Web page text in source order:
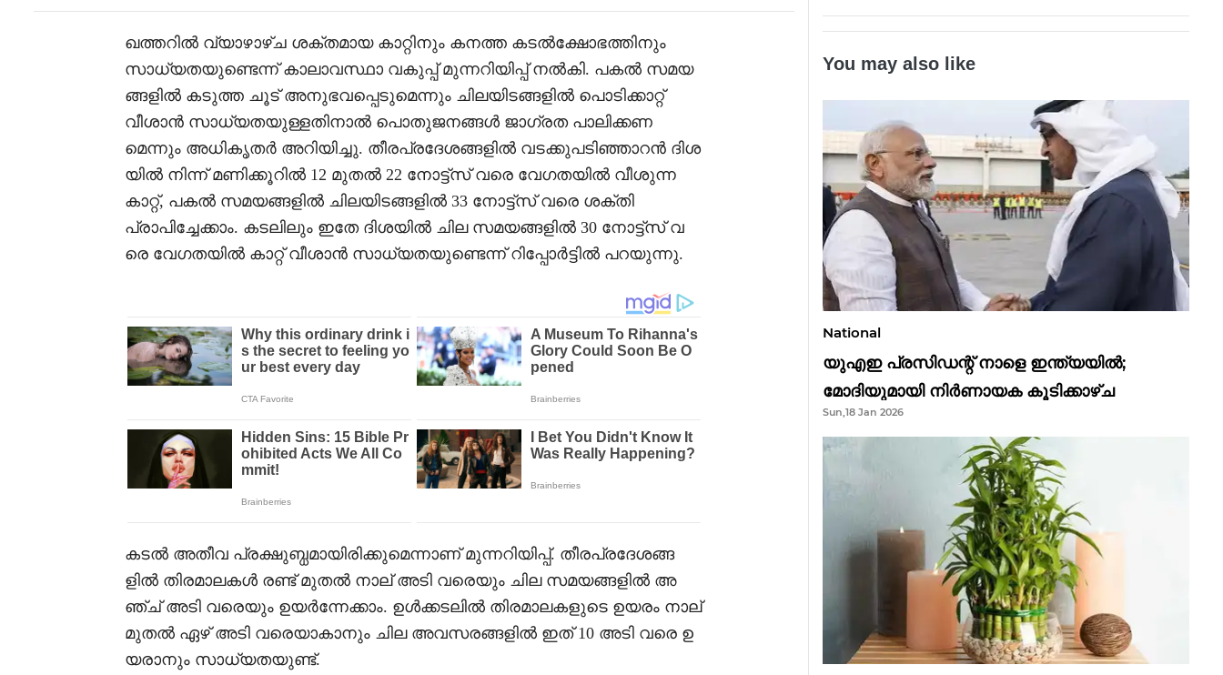
ഖത്തറിൽ വ്യാഴാഴ്ച ശക്തമായ കാറ്റിനും കനത്ത കടൽക്ഷോഭത്തിനും
സാധ്യതയുണ്ടെന്ന് കാലാവസ്ഥാ വകുപ്പ് മുന്നറിയിപ്പ് നൽകി. പകൽ സമയ
ങ്ങളിൽ കടുത്ത ചൂട് അനുഭവപ്പെടുമെന്നും ചിലയിടങ്ങളിൽ പൊടിക്കാറ്റ്
വീശാൻ സാധ്യതയുള്ളതിനാൽ പൊതുജനങ്ങൾ ജാഗ്രത പാലിക്കണ
മെന്നും അധികൃതർ അറിയിച്ചു. തീരപ്രദേശങ്ങളിൽ വടക്കുപടിഞ്ഞാറൻ ദിശ
യിൽ നിന്ന് മണിക്കൂറിൽ 12 മുതൽ 22 നോട്ട്സ് വരെ വേഗതയിൽ വീശുന്ന
കാറ്റ്, പകൽ സമയങ്ങളിൽ ചിലയിടങ്ങളിൽ 33 നോട്ട്സ് വരെ ശക്തി
പ്രാപിച്ചേക്കാം. കടലിലും ഇതേ ദിശയിൽ ചില സമയങ്ങളിൽ 30 നോട്ട്സ് വ
രെ വേഗതയിൽ കാറ്റ് വീശാൻ സാധ്യതയുണ്ടെന്ന് റിപ്പോർട്ടിൽ പറയുന്നു.
കടൽ അതീവ പ്രക്ഷുബ്ധമായിരിക്കുമെന്നാണ് മുന്നറിയിപ്പ്. തീരപ്രദേശങ്ങ
ളിൽ തിരമാലകൾ രണ്ട് മുതൽ നാല് അടി വരെയും ചില സമയങ്ങളിൽ അ
ഞ്ച് അടി വരെയും ഉയർന്നേക്കാം. ഉൾക്കടലിൽ തിരമാലകളുടെ ഉയരം നാല്
മുതൽ ഏഴ് അടി വരെയാകാനും ചില അവസരങ്ങളിൽ ഇത് 10 അടി വരെ ഉ
യരാനും സാധ്യതയുണ്ട്.
You may also like
National
യുഎഇ പ്രസിഡന്റ് നാളെ ഇന്ത്യയിൽ;
മോദിയുമായി നിർണായക കൂടിക്കാഴ്ച
Sun,18 Jan 2026